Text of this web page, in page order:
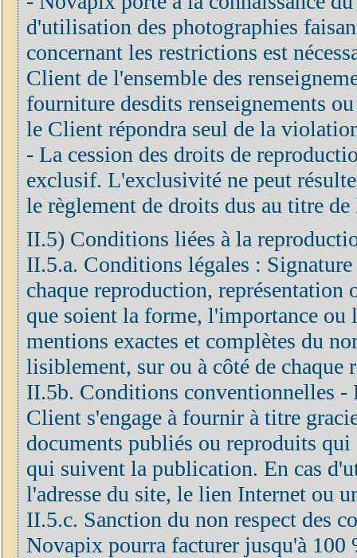
d'utilisation des photographies
concernant les restrictions est
Client de l'ensemble des
fourniture desdits renseignements
le Client répondra seul de la
- La cession des droits de
exclusif. L'exclusivité ne peut
le règlement de droits dus au titre
II.5) Conditions liées à la
II.5.a. Conditions légales :
chaque reproduction,
que soient la forme, l'importance
mentions exactes et complètes du
lisiblement, sur ou à côté de chaque
II.5b. Conditions conventionnelles
Client s'engage à fournir à titre
documents publiés ou reproduits
qui suivent la publication. En cas
l'adresse du site, le lien Internet ou
II.5.c. Sanction du non respect des
Novapix pourra facturer jusqu'à 100